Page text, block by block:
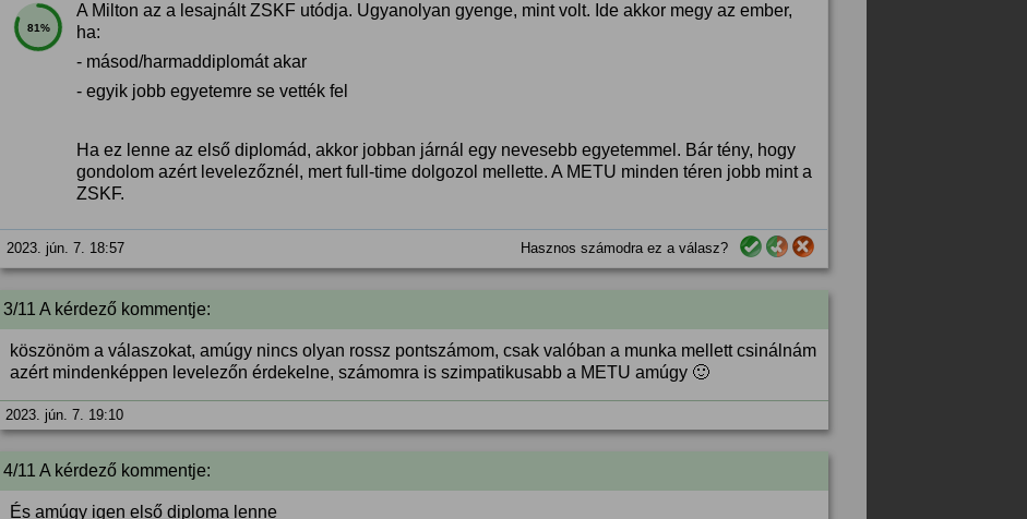
81%
A Milton az a lesajnált ZSKF utódja. Ugyanolyan gyenge, mint volt. Ide akkor megy az ember,
ha:
- másod/harmaddiplomát akar
- egyik jobb egyetemre se vették fel
Ha ez lenne az első diplomád, akkor jobban járnál egy nevesebb egyetemmel. Bár tény, hogy
gondolom azért levelezőznél, mert full-time dolgozol mellette. A METU minden téren jobb mint a
ZSKF.
2023. jún. 7. 18:57 Hasznos számodra ez a válasz?
3/11 A kérdező kommentje:
köszönöm a válaszokat, amúgy nincs olyan rossz pontszámom, csak valóban a munka mellett csinálnám
azért mindenképpen levelezőn érdekelne, számomra is szimpatikusabb a METU amúgy 🙂
2023. jún. 7. 19:10
4/11 A kérdező kommentje:
És amúgy igen első diploma lenne